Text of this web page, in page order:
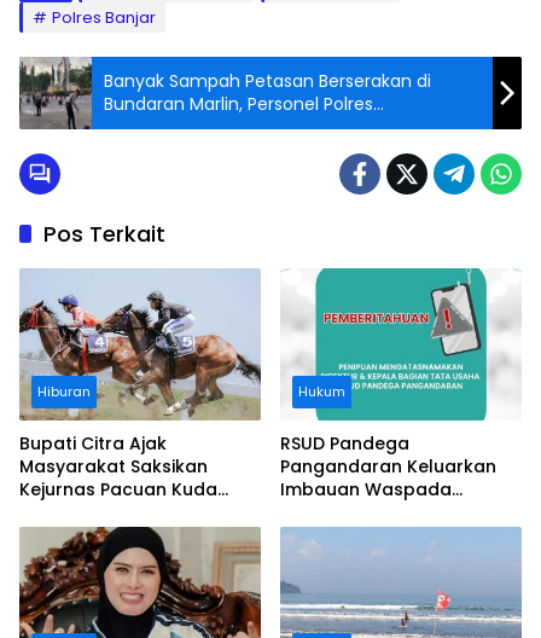
Polres Banjar
Banyak Sampah Petasan Berserakan di
Bundaran Marlin, Personel Polres
Pangandaran Gelar Bersih-bersih
Pos Terkait
Hiburan
Bupati Citra Ajak
Masyarakat Saksikan
Kejurnas Pacuan Kuda
Legokjawa
Hukum
RSUD Pandega
Pangandaran Keluarkan
Imbauan Waspada